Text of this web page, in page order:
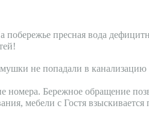
пресная вода
не попадали в
номера. Бережное обращение
мебели с Гостя